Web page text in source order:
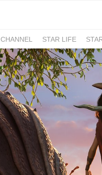
STAR LIFE